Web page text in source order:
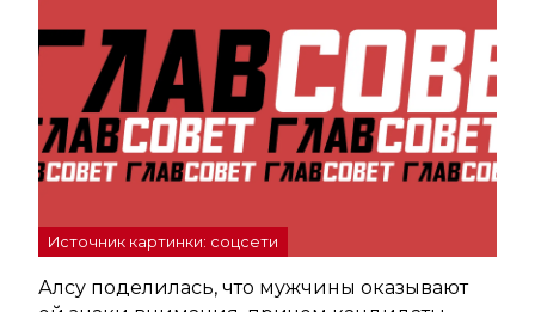
Источник картинки: соцсети
Алсу поделилась, что мужчины оказывают